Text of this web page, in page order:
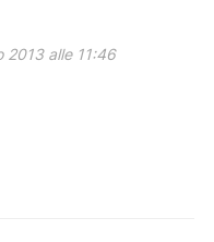
2013 alle 11:46